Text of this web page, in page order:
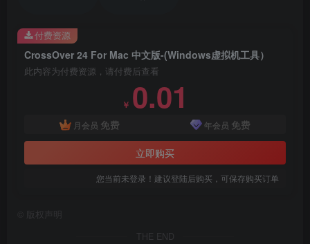
CrossOver 24 For Mac 中文版-(Windows虚拟机工具）
此内容为付费资源，请付费后查看
￥ 0.01
月会员 免费 年会员 免费
立即购买
您当前未登录！建议登陆后购买，可保存购买订单
付费资源
版权声明
THE END